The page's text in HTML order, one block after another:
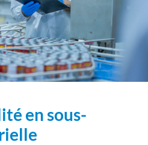
en sous-